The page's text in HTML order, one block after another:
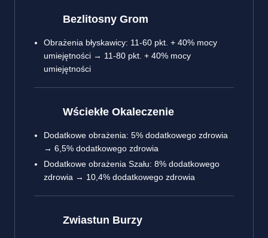
Bezlitosny Grom
Obrażenia błyskawicy: 11-60 pkt. + 40% mocy
umiejętności → 11-80 pkt. + 40% mocy
umiejętności
Wściekłe Okaleczenie
Dodatkowe obrażenia: 5% dodatkowego zdrowia
→ 6,5% dodatkowego zdrowia
Dodatkowe obrażenia Szału: 8% dodatkowego
zdrowia → 10,4% dodatkowego zdrowia
Zwiastun Burzy